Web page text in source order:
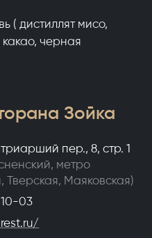
( дистиллят мисо,
черная
Зойка
пер., 8, стр. 1
, метро
,Тверская, Маяковская)
10-03